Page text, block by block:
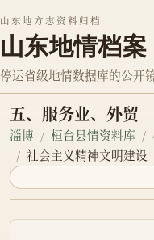
山东地方志资料归档
山东地情档案
停运省级地情数据库的公开
五、服务业、外贸
淄博 桓台县情资料库
社会主义精神文明建设